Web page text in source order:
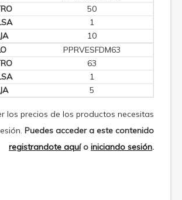
50
1
10
PPRVESFDM63
63
1
5
los precios de los productos necesitas
Puedes acceder a este contenido
registrandote aquío iniciando sesión.